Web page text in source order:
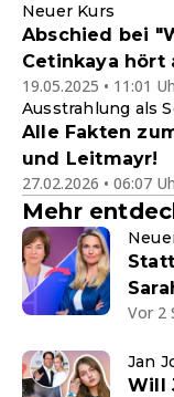
Neuer Kurs
Abschied bei
Cetinkaya hört
19.05.2025 • 11:01
Ausstrahlung als
Alle Fakten
und Leitmayr!
27.02.2026 • 06:07
Mehr
Vor 2
Jan
Will